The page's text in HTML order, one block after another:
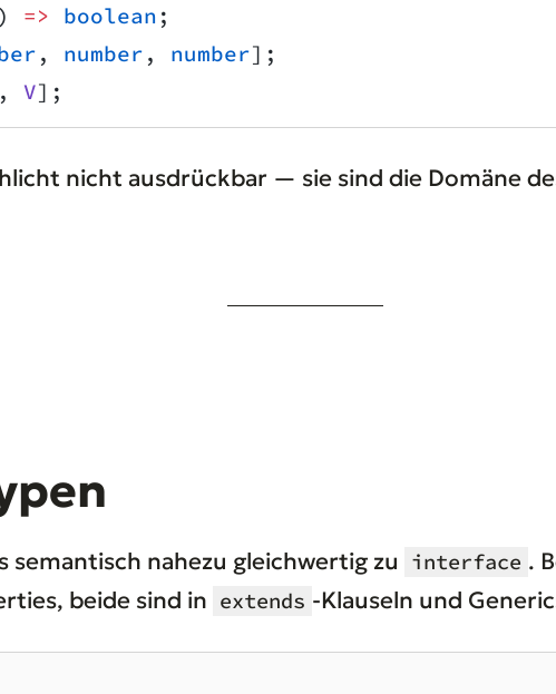
) => boolean ;
, number , number];
, V];
nicht ausdrückbar — sie sind die Domäne
nahezu gleichwertig zu interface .
beide sind in extends -Klauseln und